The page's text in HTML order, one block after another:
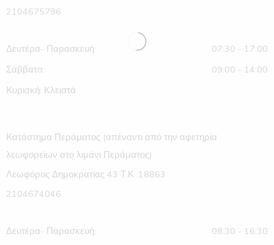
2104675796
Δευτέρα- Παρασκευή:
07:30 - 17:00
Σάββατο:
09:00 - 14:00
Κυριακή: Κλειστά
Κατάστημα Περάματος (απέναντι από την αφετηρία
λεωφορείων στο λιμάνι Περάματος)
Λεωφόρος Δημοκρατίας 43 Τ.Κ :18863
2104674046
Δευτέρα- Παρασκευή:
08:30 - 16:30